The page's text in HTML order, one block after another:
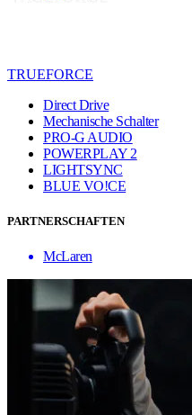
TRUEFORCE
Direct Drive
Mechanische Schalter
PRO-G AUDIO
POWERPLAY 2
LIGHTSYNC
BLUE VO!CE
PARTNERSCHAFTEN
McLaren